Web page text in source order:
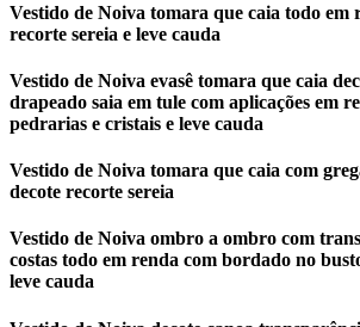
Vestido de Noiva tomara que caia todo em
recorte sereia e leve cauda
Vestido de Noiva evasê tomara que caia
drapeado saia em tule com aplicações em
pedrarias e cristais e leve cauda
Vestido de Noiva tomara que caia com
decote recorte sereia
Vestido de Noiva ombro a ombro com
costas todo em renda com bordado no
leve cauda